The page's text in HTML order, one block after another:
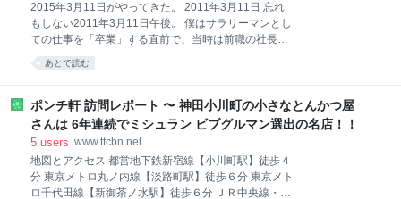
み残しが目立ち、生産性が落ちていることを実感す
る。 そんな感じがここ数週間続いていた。 個人コンサ
ル業務がスタートしたことはもちろん関係はしている
が、問題はそこではないと感じていた。 毎日3件とか
い。 問題はそこで
2015年3月11日がやってきた。 2011年3月11日 忘れ
もしない2011年3月11日午後。 僕はサラリーマンとし
ての仕事を「卒業」する直前で、当時は前職の社長と
後任とともに、得意先に挨拶回りをする日々だった。
3月11日は中央線の荻窪駅近くのクライアントに午前
の担当の方に挨拶をして，黄色い電車でオフィスがあ
った市ヶ谷駅に到着したときに、大震災が発生した。
ちょうど電車を降りて跨線橋の階段を上っているとき
している最中で、天井から鉄板が落ちてきたりして大
騒ぎになった。 工事関係者と乗客が一斉に跨線橋から
あとで読む
ポンチ軒 訪問レポート 〜 神田小川町の小さなとんかつ屋
さんは 6年連続でミシュラン ビブグルマン選出の名店！！
5 users www.ttcbn.net
地図とアクセス 都営地下鉄新宿線【小川町駅】徒歩４
分 東京メトロ丸ノ内線【淡路町駅】徒歩６分 東京メト
ロ千代田線【新御茶ノ水駅】徒歩６分 ＪＲ中央線・総